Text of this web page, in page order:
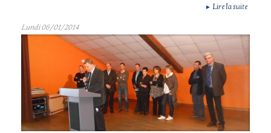
► Lire la suite
Lundi 06/01/2014